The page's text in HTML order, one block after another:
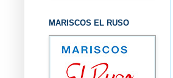
MARISCOS EL RUSO